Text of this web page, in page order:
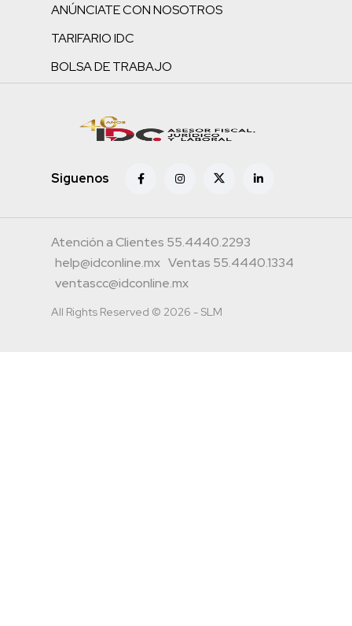
ANÚNCIATE CON NOSOTROS
TARIFARIO IDC
BOLSA DE TRABAJO
Siguenos
Atención a Clientes 55.4440.2293
help@idconline.mx Ventas 55.4440.1334
ventascc@idconline.mx
All Rights Reserved © 2026 - SLM